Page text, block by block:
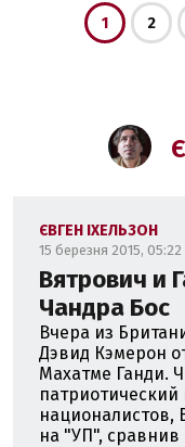
1 2
ЄВГЕН ІХЕЛЬЗОН
15 березня 2015, 05:22
Вятрович и
Чандра Бос
Вчера из
Дэвид Кэмерон
Махатме Ганди.
националистов,
на "УП", сравнив